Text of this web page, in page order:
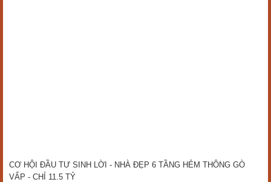
CƠ HỘI ĐẦU TƯ SINH LỜI - NHÀ ĐẸP 6 TẦNG HẺM THÔNG GÒ
VẤP - CHỈ 11.5 TỶ